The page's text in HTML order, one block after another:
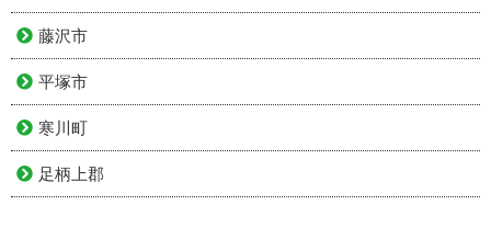
藤沢市
平塚市
寒川町
足柄上郡